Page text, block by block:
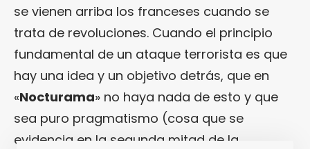
se vienen arriba los franceses cuando se
trata de revoluciones. Cuando el principio
fundamental de un ataque terrorista es que
hay una idea y un objetivo detrás, que en
«Nocturama» no haya nada de esto y que
sea puro pragmatismo (cosa que se
evidencia en la segunda mitad de la